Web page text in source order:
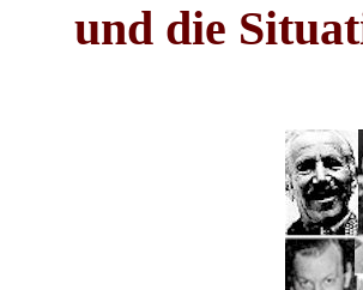
und die